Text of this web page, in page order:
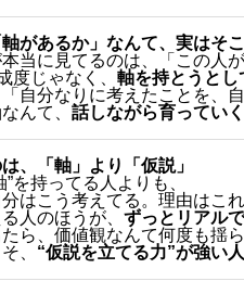
があるか」なんて、実はそ
当に見てるのは、「この人
度じゃなく、 軸を持とうとし
自分なりに考えたことを、
んて、 話しながら育ってい
、「軸」より「仮説」
”を持ってる人よりも、
分はこう考えてる。理由はこ
人のほうが、 ずっとリアル
ら、価値観なんて何度も揺ら
、 “仮説を立てる力”が強い